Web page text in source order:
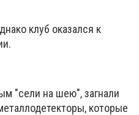
клуб оказался к
"сели на шею", загнали
которые